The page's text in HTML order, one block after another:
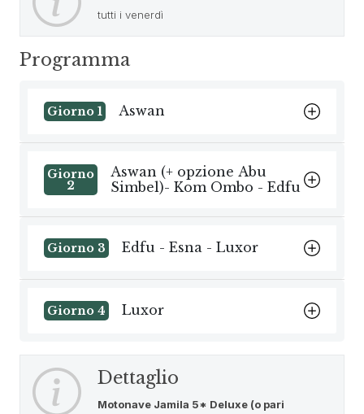
tutti i venerdì
Programma
Giorno 1 Aswan
Giorno
2
Aswan (+ opzione Abu
Simbel)- Kom Ombo - Edfu
Giorno 3 Edfu - Esna - Luxor
Giorno 4 Luxor
Dettaglio
Motonave Jamila 5* Deluxe (o pari